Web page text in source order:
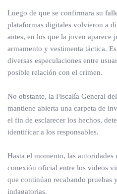
Luego de que se confirmara su
plataformas digitales volvieron a
antes, en los que la joven aparece
armamento y vestimenta táctica.
diversas especulaciones entre
posible relación con el crimen.
No obstante, la Fiscalía General
mantiene abierta una carpeta de
el fin de esclarecer los hechos,
identificar a los responsables.
Hasta el momento, las autoridades
conexión oficial entre los videos
que continúan recabando pruebas
indagatorias.